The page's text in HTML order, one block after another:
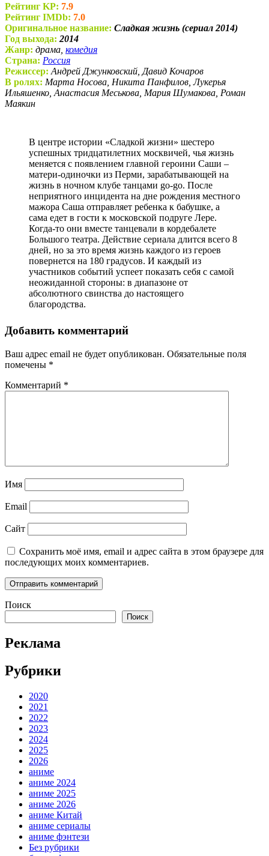
Рейтинг KP: 7.9
Рейтинг IMDb: 7.0
Оригинальное название: Сладкая жизнь (сериал 2014)
Год выхода: 2014
Жанр: драма, комедия
Страна: Россия
Режиссер: Андрей Джунковский, Давид Кочаров
В ролях: Марта Носова, Никита Панфилов, Лукерья
Ильяшенко, Анастасия Меськова, Мария Шумакова, Роман
Маякин
В центре истории «Сладкой жизни» шестеро
успешных тридцатилетних москвичей, чья жизнь
меняется с появлением главной героини Саши –
матери-одиночки из Перми, зарабатывающей на
жизнь в ночном клубе танцами go-go. После
неприятного инцидента на дне рождения местного
мажора Саша отправляет ребенка к бабушке, а
сама едет в гости к московской подруге Лере.
Когда-то они вместе танцевали в кордебалете
Большого театра. Действие сериала длится всего 8
дней, но за это время жизнь каждого из героев
повернется на 180 градусов. И каждый из
участников событий успеет показать себя с самой
неожиданной стороны: в диапазоне от
абсолютного свинства до настоящего
благородства.
Добавить комментарий
Ваш адрес email не будет опубликован. Обязательные поля
помечены *
Комментарий *
Имя
Email
Сайт
Сохранить моё имя, email и адрес сайта в этом браузере для
последующих моих комментариев.
Поиск
Поиск
Реклама
Рубрики
2020
2021
2022
2023
2024
2025
2026
аниме
аниме 2024
аниме 2025
аниме 2026
аниме Китай
аниме сериалы
аниме фэнтези
Без рубрики